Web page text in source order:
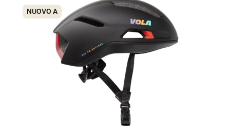
GARE DI SCI
NUOVO A